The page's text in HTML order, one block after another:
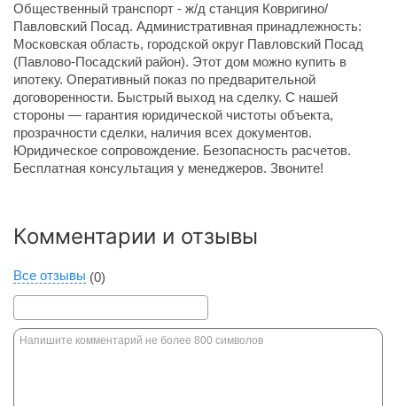
Общественный транспорт - ж/д станция Ковригино/
Павловский Посад. Административная принадлежность:
Московская область, городской округ Павловский Посад
(Павлово-Посадский район). Этот дом можно купить в
ипотеку. Оперативный показ по предварительной
договоренности. Быстрый выход на сделку. С нашей
стороны — гарантия юридической чистоты объекта,
прозрачности сделки, наличия всех документов.
Юридическое сопровождение. Безопасность расчетов.
Бесплатная консультация у менеджеров. Звоните!
Комментарии и отзывы
Все отзывы (0)